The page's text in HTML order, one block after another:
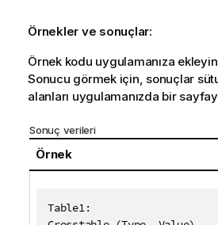
Örnekler ve sonuçlar:
Örnek kodu uygulamanıza ekleyin
Sonucu görmek için, sonuçlar
alanları uygulamanızda bir
Sonuç verileri
Örnek
Table1: